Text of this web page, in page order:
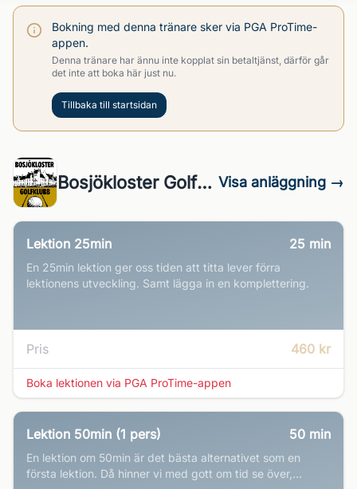
Bokning med denna tränare sker via PGA ProTime-
appen.
Denna tränare har ännu inte kopplat sin betaltjänst, därför går
det inte att boka här just nu.
Tillbaka till startsidan
Bosjökloster Golfklubb Visa anläggning →
Lektion 25min 25 min
En 25min lektion ger oss tiden att titta lever förra
lektionens utveckling. Samt lägga in en komplettering.
Pris 460 kr
Boka lektionen via PGA ProTime-appen
Lektion 50min (1 pers) 50 min
En lektion om 50min är det bästa alternativet som en
första lektion. Då hinner vi med gott om tid se över,